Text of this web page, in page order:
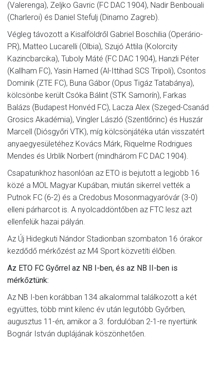
(Valerenga), Zeljko Gavric (FC DAC 1904), Nadir Benbouali
(Charleroi) és Daniel Stefulj (Dinamo Zagreb).
Végleg távozott a Kisalföldről Gabriel Boschilia (Operário-
PR), Matteo Lucarelli (Olbia), Szujó Attila (Kolorcity
Kazincbarcika), Tuboly Máté (FC DAC 1904), Hanzli Péter
(Kallham FC), Yasin Hamed (Al-Ittihad SCS Tripoli), Csontos
Dominik (ZTE FC), Buna Gábor (Opus Tigáz Tatabánya),
kölcsönbe került Csóka Bálint (STK Samorín), Farkas
Balázs (Budapest Honvéd FC), Lacza Alex (Szeged-Csanád
Grosics Akadémia), Vingler László (Szentlőrinc) és Huszár
Marcell (Diósgyőri VTK), míg kölcsönjátéka után visszatért
anyaegyesületéhez Kovács Márk, Riquelme Rodrigues
Mendes és Urblík Norbert (mindhárom FC DAC 1904).
Csapatunkhoz hasonlóan az ETO is bejutott a legjobb 16
közé a MOL Magyar Kupában, miután sikerrel vették a
Putnok FC (6-2) és a Credobus Mosonmagyaróvár (3-0)
elleni párharcot is. A nyolcaddöntőben az FTC lesz azt
ellenfelük hazai pályán.
Az Új Hidegkuti Nándor Stadionban szombaton 16 órakor
kezdődő mérkőzést az M4 Sport közvetíti élőben.
Az ETO FC Győrrel az NB I-ben, és az NB II-ben is
mérkőztünk:
Az NB I-ben korábban 134 alkalommal találkozott a két
együttes, több mint kilenc év után legutóbb Győrben,
augusztus 11-én, amikor a 3. fordulóban 2-1-re nyertünk
Bognár István duplájának köszönhetően.